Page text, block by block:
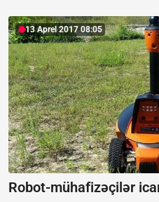
13 Aprel 2017 08:05
Robot-mühafizəçilər